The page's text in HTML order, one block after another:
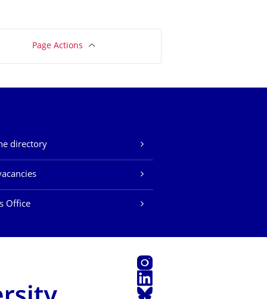
Page Actions
directory
Office
Instagram
LinkedIn
Bluesky